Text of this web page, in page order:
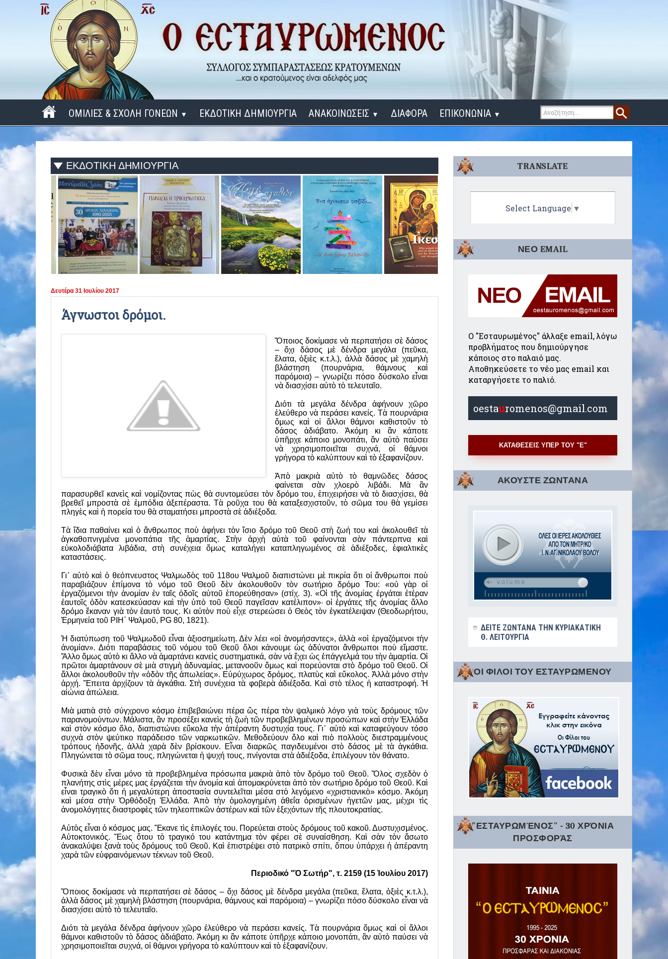
ΟΜΙΛΙΕΣ & ΣΧΟΛΗ ΓΟΝΕΩΝ ▼
ΠΕΡΙΟΔΟΣ 2025 - 2026
ΠΕΡΙΟΔΟΣ 2024 - 2025
ΠΕΡΙΟΔΟΣ 2023 - 2024
ΠΕΡΙΟΔΟΣ 2022 - 2023
ΠΕΡΙΟΔΟΣ 2021 - 2022
ΠΕΡΙΟΔΟΣ 2020 - 2021
ΕΚΔΟΤΙΚΗ ΔΗΜΙΟΥΡΓΙΑ ΑΝΑΚΟΙΝΩΣΕΙΣ ▼
ΔΙΔΑΞΟΝ ΜΕ, ΚΥΡΙΕ
ΓΙΑ ΤΟΥΣ ΜΙΚΡΟΥΣ ΜΑΣ ΦΙΛΟΥΣ
ΡΑΔΙΟΦΩΝΙΚΕΣ ΕΚΠΟΜΠΕΣ
ΒΙΝΤΕΟ
ΔΙΑΦΟΡΑ ΕΠΙΚΟΝΩΝΙΑ ▼
ΕΚΔΟΤΙΚΗ ΔΗΜΙΟΥΡΓΙΑ
Δευτέρα 31 Ιουλίου 2017
Άγνωστοι δρόμοι.
Ὅποιος δοκίμασε νὰ περπατήσει σὲ δάσος
– ὄχι δάσος μὲ δένδρα μεγάλα (πεῦκα,
ἔλατα, ὀξιὲς κ.τ.λ.), ἀλλὰ δάσος μὲ χαμηλὴ
βλάστηση (πουρνάρια, θάμνους καὶ
παρόμοια) – γνωρίζει πόσο δύσκολο εἶναι
νὰ διασχίσει αὐτὸ τὸ τελευταῖο.
Διότι τὰ μεγάλα δένδρα ἀφήνουν χῶ­ρο
ἐλεύθερο νὰ περάσει κανείς. Τὰ πουρ­­νάρια
ὅμως καὶ οἱ ἄλλοι θάμνοι καθιστοῦν τὸ
δάσος ἀδιάβατο. Ἀκόμη κι ἂν κάποτε
ὑπῆρχε κάποιο μονοπάτι, ἂν αὐτὸ παύσει
νὰ χρησιμοποιεῖται συχνά, οἱ θάμνοι
γρήγορα τὸ καλύπτουν καὶ τὸ ἐξαφανίζουν.
Ἀπὸ μακριὰ αὐτὸ τὸ θαμνῶδες δάσος
φαίνεται σὰν χλοερὸ λιβάδι. Μὰ ἂν
παρασυρθεῖ κανεὶς καὶ νομίζοντας πὼς θὰ συντομεύσει τὸν δρόμο του, ἐπιχειρήσει νὰ τὸ διασχίσει, θὰ
βρεθεῖ μπροστὰ σὲ ἐμπόδια ἀξεπέραστα. Τὰ ροῦχα του θὰ καταξεσχιστοῦν, τὸ σῶμα του θὰ γεμίσει
πληγὲς καὶ ἡ πορεία του θὰ σταματήσει μπροστὰ σὲ ἀδιέξοδα.
Τὰ ἴδια παθαίνει καὶ ὁ ἄνθρωπος ποὺ ἀφήνει τὸν ἴσιο δρόμο τοῦ Θεοῦ στὴ ζωή του καὶ ἀκολουθεῖ τὰ
ἀγκαθοπνιγμένα μονοπάτια τῆς ἁμαρτίας. Στὴν ἀρχὴ αὐτὰ τοῦ φαίνονται σὰν πάντερπνα καὶ
εὐκολοδιάβατα λιβάδια, στὴ συνέχεια ὅμως καταλήγει καταπληγωμένος σὲ ἀδιέξοδες, ἐφιαλτικὲς
καταστάσεις.
Γι᾿ αὐτὸ καὶ ὁ θεόπνευστος Ψαλμω­δὸς τοῦ 118ου Ψαλμοῦ διαπιστώνει μὲ πικρία ὅτι οἱ ἄνθρωποι ποὺ
παραβιάζουν ἐπίμονα τὸ νόμο τοῦ Θεοῦ δὲν ἀκολουθοῦν τὸν σωτήριο δρόμο Του: «οὐ γὰρ οἱ
ἐργαζόμενοι τὴν ἀνομίαν ἐν ταῖς ὁδοῖς αὐτοῦ ἐπορεύθησαν» (στίχ. 3). «Οἱ τῆς ἀνομίας ἐργάται ἑτέραν
ἑαυτοῖς ὁδὸν κατεσκεύασαν καὶ τὴν ὑπὸ τοῦ Θεοῦ παγεῖσαν κατέλιπον»· οἱ ἐργάτες τῆς ἀνομίας ἄλλο
δρόμο ἔκαναν γιὰ τὸν ἑαυτό τους. Κι αὐτὸν ποὺ εἶχε στερεώσει ὁ Θεὸς τὸν ἐγκατέλειψαν (Θεοδωρήτου,
Ἑρμηνεία τοῦ ΡΙΗ΄ Ψαλμοῦ, PG 80, 1821).
Ἡ διατύπωση τοῦ Ψαλμωδοῦ εἶναι ἀξιοσημείωτη. Δὲν λέει «οἱ ἀνομήσαν­τες», ἀλλὰ «οἱ ἐργαζόμενοι τὴν
ἀνομίαν». Διότι παραβάσεις τοῦ νόμου τοῦ Θεοῦ ὅλοι κάνουμε ὡς ἀδύνατοι ἄνθρωποι ποὺ εἴμαστε.
Ἄλλο ὅμως αὐτὸ κι ἄλλο νὰ ἁμαρτάνει κανεὶς συστηματικά, σὰν νὰ ἔχει ὡς ἐπάγγελμά του τὴν ἁμαρτία. Οἱ
πρῶτοι ἁμαρτάνουν σὲ μιὰ στιγμὴ ἀδυναμίας, μετανοοῦν ὅμως καὶ πορεύονται στὸ δρόμο τοῦ Θεοῦ. Οἱ
ἄλλοι ἀκολουθοῦν τὴν «ὁδὸν τῆς ἀπωλείας». Εὐρύχωρος δρόμος, πλατὺς καὶ εὔκολος. Ἀλλὰ μόνο στὴν
ἀρχή. Ἔπειτα ἀρχίζουν τὰ ἀγκάθια. Στὴ συνέχεια τὰ φοβερὰ ἀδιέξοδα. Καὶ στὸ τέλος ἡ καταστροφή. Ἡ
αἰώνια ἀπώλεια.
Μιὰ ματιὰ στὸ σύγχρονο κόσμο ἐπιβεβαιώνει πέρα ὣς πέρα τὸν ψαλμικὸ λόγο γιὰ τοὺς δρόμους τῶν
παρανομούντων. Μάλιστα, ἂν προσέξει κανεὶς τὴ ζωὴ τῶν προβεβλημένων προσώπων καὶ στὴν Ἑλλάδα
καὶ στὸν κόσμο ὅλο, διαπιστώνει εὔκολα τὴν ἀπέραντη δυστυχία τους. Γι᾿ αὐτὸ καὶ καταφεύγουν τόσο
συχνὰ στὸν ψεύτικο παράδεισο τῶν ναρκωτικῶν. Μεθοδεύουν ὅλο καὶ πιὸ πολλοὺς διεστραμμένους
τρόπους ἡδονῆς, ἀλλὰ χαρὰ δὲν βρίσκουν. Εἶναι διαρκῶς παγιδευμένοι στὸ δάσος μὲ τὰ ἀγκάθια.
Πληγώνεται τὸ σῶμα τους, πληγώνεται ἡ ψυχή τους, πνίγονται στὰ ἀδιέξοδα, ἐπιλέγουν τὸν θάνατο.
Φυσικὰ δὲν εἶναι μόνο τὰ προβεβλημένα πρόσωπα μακριὰ ἀπὸ τὸν δρόμο τοῦ Θεοῦ. Ὅλος σχεδὸν ὁ
πλανήτης στὶς μέρες μας ἐργάζεται τὴν ἀνομία καὶ ἀπομακρύνεται ἀπὸ τὸν σωτήριο δρόμο τοῦ Θεοῦ. Καὶ
εἶναι τραγικὸ ὅτι ἡ μεγαλύτερη ἀποστασία συντελεῖται ­μέσα στὸ λεγόμενο «χριστιανικὸ» κόσμο. Ἀ­κόμη
καὶ μέσα στὴν Ὀρθόδοξη Ἑλλάδα. Ἀπὸ τὴν ὁμολογημένη ἀθεΐα ὁρισμένων ἡγετῶν μας, μέχρι τὶς
ἀνομολόγητες διαστροφὲς τῶν τηλεοπτικῶν ἀστέρων καὶ τῶν ἐξεχόντων τῆς πλουτοκρατίας.
Αὐτὸς εἶναι ὁ κόσμος μας. Ἔκανε τὶς ἐπιλογές του. Πορεύεται στοὺς δρόμους τοῦ κακοῦ. Δυστυχισμένος.
Αὐτοκτονικός. Ἕως ὅτου τὸ τραγικό του κατάντημα τὸν φέρει σὲ συναίσθηση. Καὶ σὰν τὸν ἄσωτο
ἀνακαλύψει ξανὰ τοὺς δρόμους τοῦ Θεοῦ. Καὶ ἐπιστρέψει στὸ πατρικὸ σπίτι, ὅπου ὑπάρχει ἡ ἀπέραν­τη
χαρὰ τῶν εὐφραινόμενων τέκνων τοῦ Θεοῦ.
Περιοδικό "Ὁ Σωτήρ", τ. 2159 (15 Ἰουλίου 2017)
Ὅποιος δοκίμασε νὰ περπατήσει σὲ δάσος – ὄχι δάσος μὲ δένδρα μεγάλα (πεῦκα, ἔλατα, ὀξιὲς κ.τ.λ.),
ἀλλὰ δάσος μὲ χαμηλὴ βλάστηση (πουρνάρια, θάμνους καὶ παρόμοια) – γνωρίζει πόσο δύσκολο εἶναι νὰ
διασχίσει αὐτὸ τὸ τελευταῖο.
Διότι τὰ μεγάλα δένδρα ἀφήνουν χῶ­ρο ἐλεύθερο νὰ περάσει κανείς. Τὰ πουρ­­νάρια ὅμως καὶ οἱ ἄλλοι
θάμνοι καθιστοῦν τὸ δάσος ἀδιάβατο. Ἀκόμη κι ἂν κάποτε ὑπῆρχε κάποιο μονοπάτι, ἂν αὐτὸ παύσει νὰ
χρησιμοποιεῖται συχνά, οἱ θάμνοι γρήγορα τὸ καλύπτουν καὶ τὸ ἐξαφανίζουν.
TRANSLATE
Select Language ▼
ΝΕΟ EMAIL
Ο "Εσταυρωμένος" άλλαξε email, λόγω
προβλήματος που δημιούργησε
κάποιος στο παλαιό μας.
Αποθηκεύσετε το νέο μας email και
καταργήσετε το παλιό.
oestauromenos@gmail.com
ΚΑΤΑΘΕΣΕΙΣ ΥΠΕΡ ΤΟΥ "Ε"
ΑΚΟΥΣΤΕ ΖΩΝΤΑΝΑ
ΔΕΙΤΕ ΖΩΝΤΑΝΑ ΤΗΝ ΚΥΡΙΑΚΑΤΙΚΗ
Θ. ΛΕΙΤΟΥΡΓΙΑ
ΟΙ ΦΙΛΟΙ ΤΟΥ ΕΣΤΑΥΡΩΜΕΝΟΥ
"ΕΣΤΑΥΡΩΜΈΝΟΣ" - 30 ΧΡΌΝΙΑ
ΠΡΟΣΦΟΡΆΣ